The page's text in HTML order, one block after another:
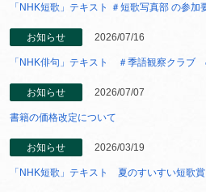
「NHK短歌」テキスト ＃短歌写真部 の参加
お知らせ 2026/07/16
「NHK俳句」テキスト ＃季語観察クラブ
お知らせ 2026/07/07
書籍の価格改定について
お知らせ 2026/03/19
「NHK短歌」テキスト 夏のすいすい短歌